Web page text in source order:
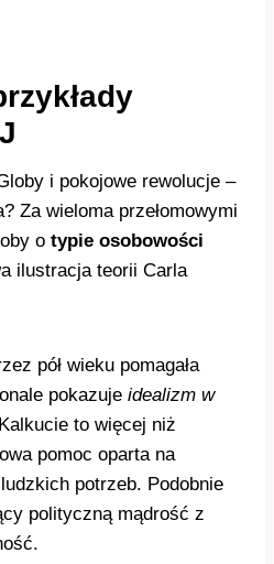
i pokojowe rewolucje –
Za wieloma przełomowymi
o typie osobowości
ilustracja teorii Carla
pół wieku pomagała
pokazuje idealizm w
to więcej niż
pomoc oparta na
potrzeb. Podobnie
polityczną mądrość z